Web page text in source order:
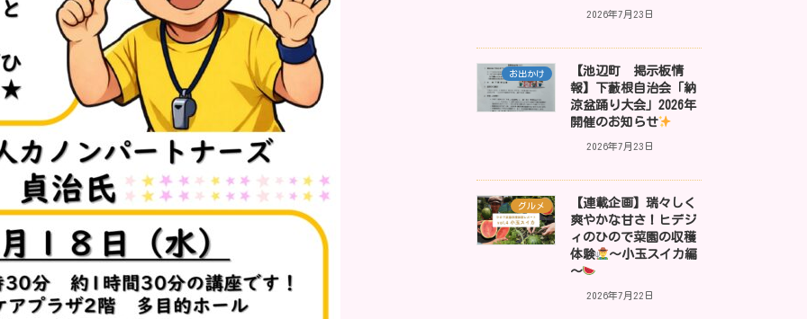
2026年7月23日
お出かけ
【池辺町 掲示板情
報】下藪根自治会「納
涼盆踊り大会」2026年
開催のお知らせ
2026年7月23日
グルメ
【連載企画】瑞々しく
爽やかな甘さ！ヒデジ
ィのひので菜園の収穫
体験
～小玉スイカ編
～
2026年7月22日